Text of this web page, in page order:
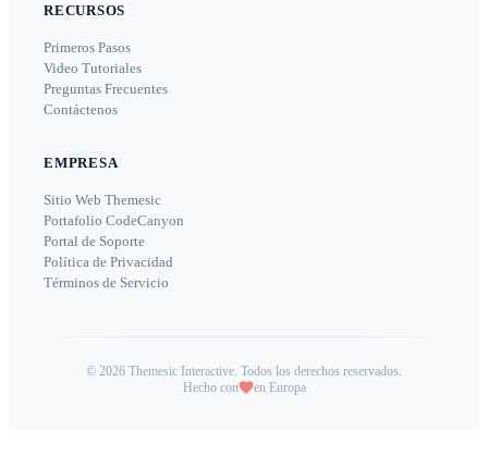
RECURSOS
Primeros Pasos
Video Tutoriales
Preguntas Frecuentes
Contáctenos
EMPRESA
Sitio Web Themesic
Portafolio CodeCanyon
Portal de Soporte
Política de Privacidad
Términos de Servicio
© 2026 Themesic Interactive. Todos los derechos reservados.
Hecho con
en Europa